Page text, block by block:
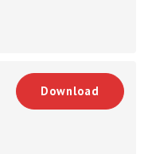
Download